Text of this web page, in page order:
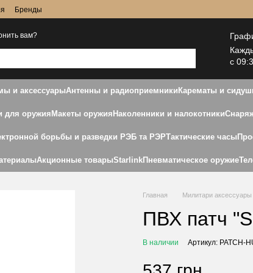
Бренды
вам?
с
и аксессуарыАнтенны и радиоприемники Карематы и
для оружия Макеты оружия Наколенники и налокотники
борьбы и разведки РЭБ та РЭРТактические часы
Акционные товарыStarlinkПневматическое оружие
Главная Милитари аксессуары
ПВХ патч
В наличии Артикул: PATCH-